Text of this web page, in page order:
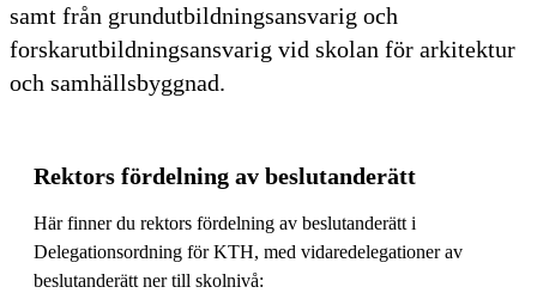
samt från grundutbildningsansvarig och
forskarutbildningsansvarig vid skolan för arkitektur
och samhällsbyggnad.
Rektors fördelning av beslutanderätt
Här finner du rektors fördelning av beslutanderätt i
Delegationsordning för KTH, med vidaredelegationer av
beslutanderätt ner till skolnivå: